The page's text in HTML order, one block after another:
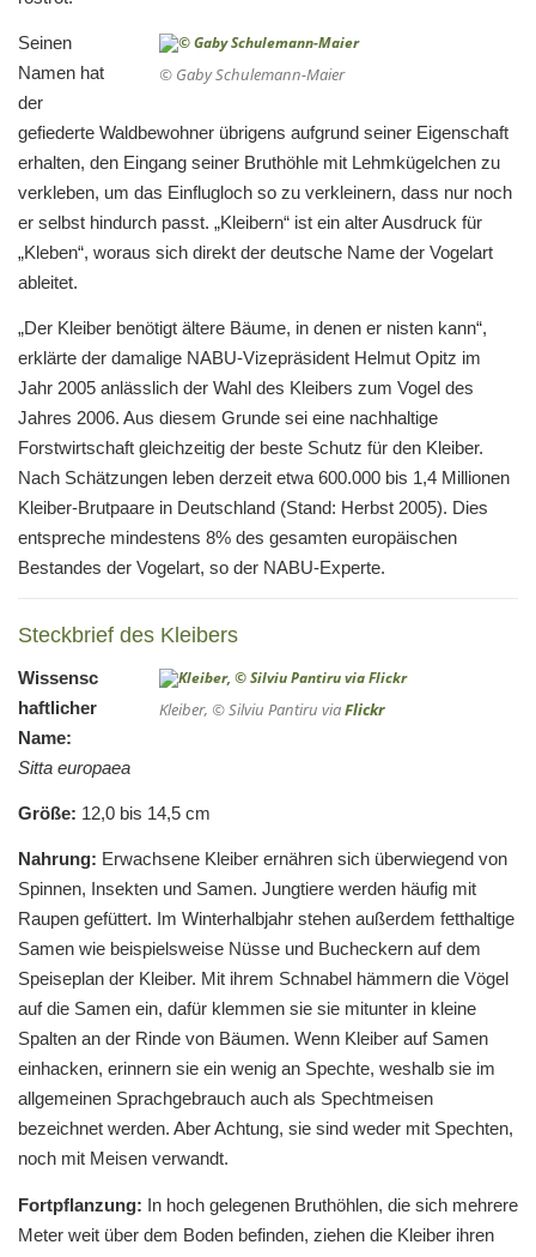
© Gaby Schulemann-Maier
Seinen
Namen hat
der
gefiederte Waldbewohner übrigens aufgrund seiner Eigenschaft
erhalten, den Eingang seiner Bruthöhle mit Lehmkügelchen zu
verkleben, um das Einflugloch so zu verkleinern, dass nur noch
er selbst hindurch passt. „Kleibern“ ist ein alter Ausdruck für
„Kleben“, woraus sich direkt der deutsche Name der Vogelart
ableitet.
„Der Kleiber benötigt ältere Bäume, in denen er nisten kann“,
erklärte der damalige NABU-Vizepräsident Helmut Opitz im
Jahr 2005 anlässlich der Wahl des Kleibers zum Vogel des
Jahres 2006. Aus diesem Grunde sei eine nachhaltige
Forstwirtschaft gleichzeitig der beste Schutz für den Kleiber.
Nach Schätzungen leben derzeit etwa 600.000 bis 1,4 Millionen
Kleiber-Brutpaare in Deutschland (Stand: Herbst 2005). Dies
entspreche mindestens 8% des gesamten europäischen
Bestandes der Vogelart, so der NABU-Experte.
Steckbrief des Kleibers
Kleiber, © Silviu Pantiru viaFlickr
Wissensc
haftlicher
Name:
Sitta europaea
Größe: 12,0 bis 14,5 cm
Nahrung: Erwachsene Kleiber ernähren sich überwiegend von
Spinnen, Insekten und Samen. Jungtiere werden häufig mit
Raupen gefüttert. Im Winterhalbjahr stehen außerdem fetthaltige
Samen wie beispielsweise Nüsse und Bucheckern auf dem
Speiseplan der Kleiber. Mit ihrem Schnabel hämmern die Vögel
auf die Samen ein, dafür klemmen sie sie mitunter in kleine
Spalten an der Rinde von Bäumen. Wenn Kleiber auf Samen
einhacken, erinnern sie ein wenig an Spechte, weshalb sie im
allgemeinen Sprachgebrauch auch als Spechtmeisen
bezeichnet werden. Aber Achtung, sie sind weder mit Spechten,
noch mit Meisen verwandt.
Fortpflanzung: In hoch gelegenen Bruthöhlen, die sich mehrere
Meter weit über dem Boden befinden, ziehen die Kleiber ihren